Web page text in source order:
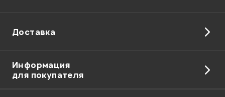
Доставка
Информация
для покупателя